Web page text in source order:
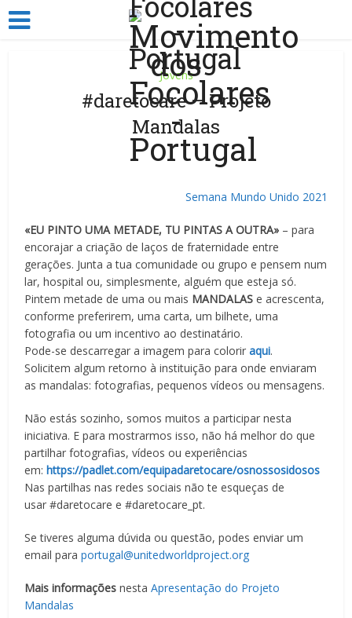
Jovens
#daretocare – Projeto
Mandalas
Semana Mundo Unido 2021
«EU PINTO UMA METADE, TU PINTAS A OUTRA» – para
encorajar a criação de laços de fraternidade entre
gerações. Junta a tua comunidade ou grupo e pensem num
lar, hospital ou, simplesmente, alguém que esteja só.
Pintem metade de uma ou mais MANDALAS e acrescenta,
conforme preferirem, uma carta, um bilhete, uma
fotografia ou um incentivo ao destinatário.
Pode-se descarregar a imagem para coloriraqui.
Solicitem algum retorno à instituição para onde enviaram
as mandalas: fotografias, pequenos vídeos ou mensagens.
Não estás sozinho, somos muitos a participar nesta
iniciativa. E para mostrarmos isso, não há melhor do que
partilhar fotografias, vídeos ou experiências
em:https://padlet.com/equipadaretocare/osnossosidosos
Nas partilhas nas redes sociais não te esqueças de
usar #daretocare e #daretocare_pt.
Se tiveres alguma dúvida ou questão, podes enviar um
email paraportugal@unitedworldproject.org
Mais informações nestaApresentação do Projeto
Mandalas